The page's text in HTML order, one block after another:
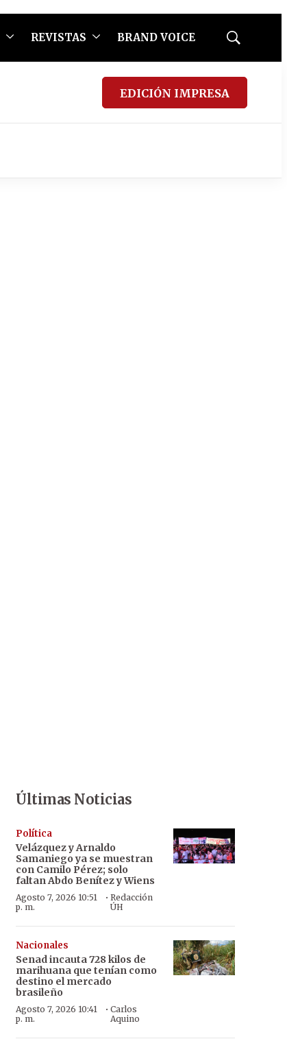
REVISTAS BRAND VOICE
Mostrar
EDICIÓN IMPRESA
Últimas Noticias
Política
Velázquez y Arnaldo
Samaniego ya se muestran
con Camilo Pérez; solo
faltan Abdo Benítez y Wiens
Agosto 7, 2026 10:51
p. m.
·Redacción
ÚH
Nacionales
Senad incauta 728 kilos de
marihuana que tenían como
destino el mercado
brasileño
Agosto 7, 2026 10:41
p. m.
· Carlos
Aquino